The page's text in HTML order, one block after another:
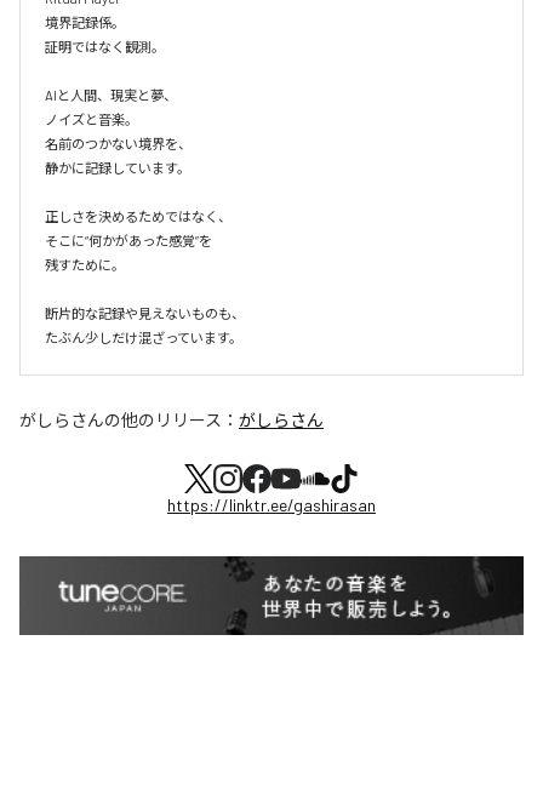
境界記録係。
証明ではなく観測。
AIと人間、現実と夢、
ノイズと音楽。
名前のつかない境界を、
静かに記録しています。
正しさを決めるためではなく、
そこに“何かがあった感覚”を
残すために。
断片的な記録や見えないものも、
たぶん少しだけ混ざっています。
がしらさんの他のリリース： がしらさん
https://linktr.ee/gashirasan